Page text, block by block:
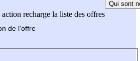
action recharge la liste des offres
Qui sont
de l'offre